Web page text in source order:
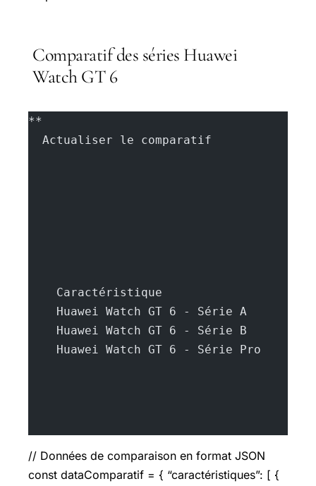
Comparatif des séries Huawei
Watch GT 6
**
  Actualiser le comparatif
    Caractéristique
    Huawei Watch GT 6 - Série A
    Huawei Watch GT 6 - Série B
    Huawei Watch GT 6 - Série Pro
// Données de comparaison en format JSON
const dataComparatif = { “caractéristiques”: [ {